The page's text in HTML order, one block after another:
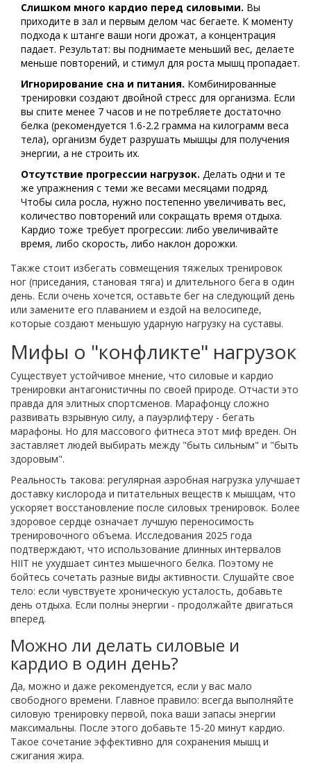
Слишком много кардио перед силовыми. Вы
приходите в зал и первым делом час бегаете. К моменту
подхода к штанге ваши ноги дрожат, а концентрация
падает. Результат: вы поднимаете меньший вес, делаете
меньше повторений, и стимул для роста мышц пропадает.
Игнорирование сна и питания. Комбинированные
тренировки создают двойной стресс для организма. Если
вы спите менее 7 часов и не потребляете достаточно
белка (рекомендуется 1.6-2.2 грамма на килограмм веса
тела), организм будет разрушать мышцы для получения
энергии, а не строить их.
Отсутствие прогрессии нагрузок. Делать одни и те
же упражнения с теми же весами месяцами подряд.
Чтобы сила росла, нужно постепенно увеличивать вес,
количество повторений или сокращать время отдыха.
Кардио тоже требует прогрессии: либо увеличивайте
время, либо скорость, либо наклон дорожки.
Также стоит избегать совмещения тяжелых тренировок
ног (приседания, становая тяга) и длительного бега в один
день. Если очень хочется, оставьте бег на следующий день
или замените его плаванием и ездой на велосипеде,
которые создают меньшую ударную нагрузку на суставы.
Мифы о "конфликте" нагрузок
Существует устойчивое мнение, что силовые и кардио
тренировки антагонистичны по своей природе. Отчасти это
правда для элитных спортсменов. Марафонцу сложно
развивать взрывную силу, а пауэрлифтеру - бегать
марафоны. Но для массового фитнеса этот миф вреден. Он
заставляет людей выбирать между "быть сильным" и "быть
здоровым".
Реальность такова: регулярная аэробная нагрузка улучшает
доставку кислорода и питательных веществ к мышцам, что
ускоряет восстановление после силовых тренировок. Более
здоровое сердце означает лучшую переносимость
тренировочного объема. Исследования 2025 года
подтверждают, что использование длинных интервалов
HIIT не ухудшает синтез мышечного белка. Поэтому не
бойтесь сочетать разные виды активности. Слушайте свое
тело: если чувствуете хроническую усталость, добавьте
день отдыха. Если полны энергии - продолжайте двигаться
вперед.
Можно ли делать силовые и
кардио в один день?
Да, можно и даже рекомендуется, если у вас мало
свободного времени. Главное правило: всегда выполняйте
силовую тренировку первой, пока ваши запасы энергии
максимальны. После этого добавьте 15-20 минут кардио.
Такое сочетание эффективно для сохранения мышц и
сжигания жира.